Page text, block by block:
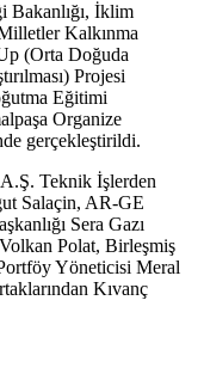
İklim
Kalkınma
(Orta Doğuda
Projesi
Eğitimi
Organize
gerçekleştirildi.
Teknik İşlerden
Salaçin, AR-GE
Sera Gazı
Polat, Birleşmiş
Yöneticisi Meral
Kıvanç